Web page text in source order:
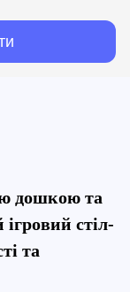
дошкою та
стіл-
та